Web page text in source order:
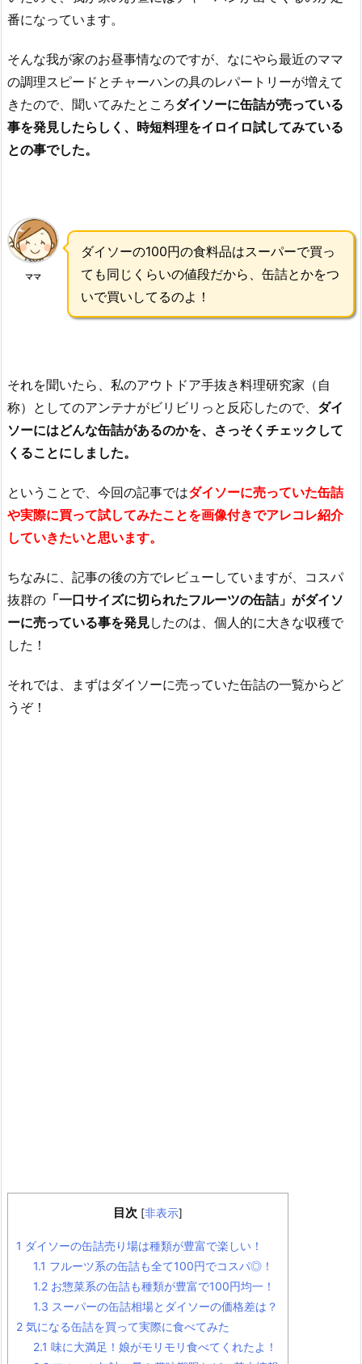
番になっています。
そんな我が家のお昼事情なのですが、なにやら最近のママ
の調理スピードとチャーハンの具のレパートリーが増えて
きたので、聞いてみたところダイソーに缶詰が売っている
事を発見したらしく、時短料理をイロイロ試してみている
との事でした。
ママ
ダイソーの100円の食料品はスーパーで買っ
ても同じくらいの値段だから、缶詰とかをつ
いで買いしてるのよ！
それを聞いたら、私のアウトドア手抜き料理研究家（自
称）としてのアンテナがビリビリっと反応したので、 ダイ
ソーにはどんな缶詰があるのかを、さっそくチェックして
くることにしました。
ということで、今回の記事ではダイソーに売っていた缶詰
や実際に買って試してみたことを画像付きでアレコレ紹介
していきたいと思います。
ちなみに、記事の後の方でレビューしていますが、コスパ
抜群の 「一口サイズに切られたフルーツの缶詰」がダイソ
ーに売っている事を発見したのは、個人的に大きな収穫で
した！
それでは、まずはダイソーに売っていた缶詰の一覧からど
うぞ！
目次 [非表示]
1 ダイソーの缶詰売り場は種類が豊富で楽しい！
1.1 フルーツ系の缶詰も全て100円でコスパ◎！
1.2 お惣菜系の缶詰も種類が豊富で100円均一！
1.3 スーパーの缶詰相場とダイソーの価格差は？
2 気になる缶詰を買って実際に食べてみた
2.1 味に大満足！娘がモリモリ食べてくれたよ！